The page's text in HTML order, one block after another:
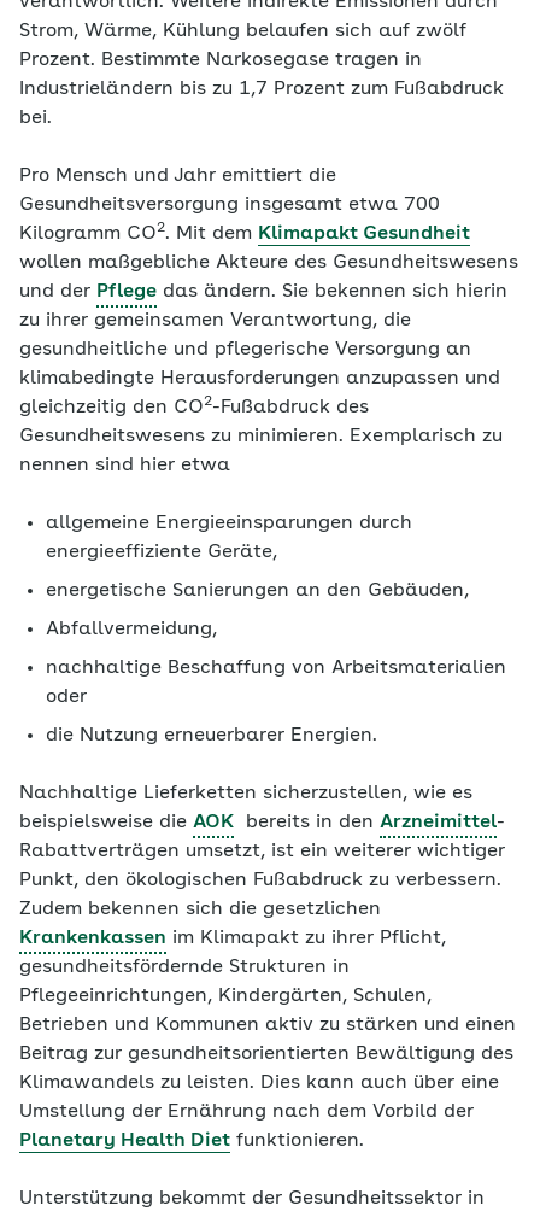
Strom, Wärme, Kühlung belaufen sich auf zwölf
Prozent. Bestimmte Narkosegase tragen in
Industrieländern bis zu 1,7 Prozent zum Fußabdruck
bei.
Pro Mensch und Jahr emittiert die
Gesundheitsversorgung insgesamt etwa 700
Kilogramm CO2. Mit dem Klimapakt Gesundheit
wollen maßgebliche Akteure des Gesundheitswesens
und der Pflege das ändern. Sie bekennen sich hierin
zu ihrer gemeinsamen Verantwortung, die
gesundheitliche und pflegerische Versorgung an
klimabedingte Herausforderungen anzupassen und
gleichzeitig den CO2-Fußabdruck des
Gesundheitswesens zu minimieren. Exemplarisch zu
nennen sind hier etwa
allgemeine Energieeinsparungen durch
energieeffiziente Geräte,
energetische Sanierungen an den Gebäuden,
Abfallvermeidung,
nachhaltige Beschaffung von Arbeitsmaterialien
oder
die Nutzung erneuerbarer Energien.
Nachhaltige Lieferketten sicherzustellen, wie es
beispielsweise die AOK bereits in den Arzneimittel-
Rabattverträgen umsetzt, ist ein weiterer wichtiger
Punkt, den ökologischen Fußabdruck zu verbessern.
Zudem bekennen sich die gesetzlichen
Krankenkassen im Klimapakt zu ihrer Pflicht,
gesundheitsfördernde Strukturen in
Pflegeeinrichtungen, Kindergärten, Schulen,
Betrieben und Kommunen aktiv zu stärken und einen
Beitrag zur gesundheitsorientierten Bewältigung des
Klimawandels zu leisten. Dies kann auch über eine
Umstellung der Ernährung nach dem Vorbild der
Planetary Health Diet funktionieren.
Unterstützung bekommt der Gesundheitssektor in